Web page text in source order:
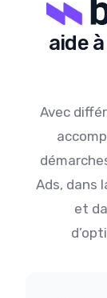
aide
Avec
Ads, dans
et